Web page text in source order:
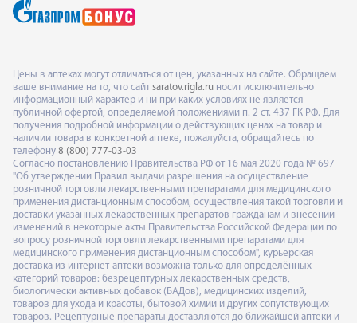
Цены в аптеках могут отличаться от цен, указанных на сайте. Обращаем
ваше внимание на то, что сайт saratov.rigla.ru носит исключительно
информационный характер и ни при каких условиях не является
публичной офертой, определяемой положениями п. 2 ст. 437 ГК РФ. Для
получения подробной информации о действующих ценах на товар и
наличии товара в конкретной аптеке, пожалуйста, обращайтесь по
телефону 8 (800) 777-03-03
Согласно постановлению Правительства РФ от 16 мая 2020 года № 697
"Об утверждении Правил выдачи разрешения на осуществление
розничной торговли лекарственными препаратами для медицинского
применения дистанционным способом, осуществления такой торговли и
доставки указанных лекарственных препаратов гражданам и внесении
изменений в некоторые акты Правительства Российской Федерации по
вопросу розничной торговли лекарственными препаратами для
медицинского применения дистанционным способом", курьерская
доставка из интернет-аптеки возможна только для определённых
категорий товаров: безрецептурных лекарственных средств,
биологически активных добавок (БАДов), медицинских изделий,
товаров для ухода и красоты, бытовой химии и других сопутствующих
товаров. Рецептурные препараты доставляются до ближайшей аптеки и